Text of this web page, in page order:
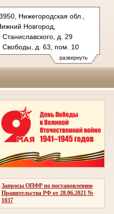
развернуть
Нижегородская обл.,
Новгород,
Станиславского, д. 29
Свободы, д. 63, пом. 10
(831) 271-92-30 (уг.), 273-
(гражд.)
Запросы ОПФР по постановлению
Правительства РФ от 28.06.2021 №
1037